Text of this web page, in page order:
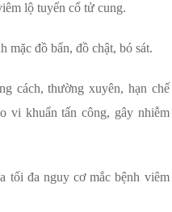
lộ tuyến cổ tử cung.
mặc đồ bẩn, đồ chật, bó sát.
cách, thường xuyên, hạn chế
vi khuẩn tấn công, gây nhiễm
tối đa nguy cơ mắc bệnh viêm